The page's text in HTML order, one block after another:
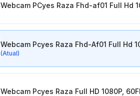
Webcam PCyes Raza Fhd-af01 Full Hd
Webcam Pcyes Raza Fhd-Af01 Full Hd
(Atual)
Webcam Pcyes Raza Full HD 1080P,